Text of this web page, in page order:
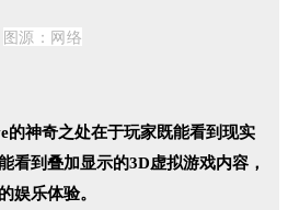
图源： 网络
的神奇之处在于玩家既能看到现实
看到叠加显示的3D虚拟游戏内容，
娱乐体验。